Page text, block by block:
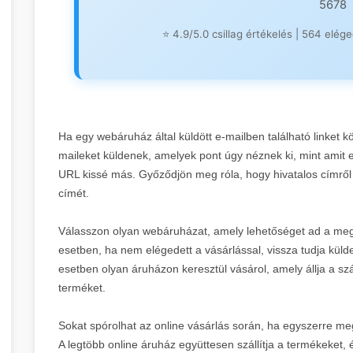
Anchor Text:"Prémium linképítés" | Domain
3. The Home of SEO DR 44
Leírás:A SEO keresőoptimalizálás központi
szakértők által üzemeltetett prémium
kínál.
3.The Home of SEO oldal látogatása →
4.
🤖
RothCreative - AI
Leírás:
Keresőmarketing ügynökség és
link building stratégiák élvonalában.
💎 Stabil Közepes DA Partnerek
5.
🇦🇹
SEO Agentur Wien DR
5678
⭐ 4.9/5.0 csillag értékelés | 564
Ha egy webáruház által küldött e-mailben található linket
maileket küldenek, amelyek pont úgy néznek ki, mint
URL kissé más. Győződjön meg róla, hogy hivatalos
címét.
Válasszon olyan webáruházat, amely lehetőséget ad a
esetben, ha nem elégedett a vásárlással, vissza tudja
esetben olyan áruházon keresztül vásárol, amely állja a
terméket.
Sokat spórolhat az online vásárlás során, ha egyszerre
A legtöbb online áruház együttesen szállítja a termékeket,